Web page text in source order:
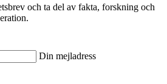
och ta del av fakta, forskning och
Din mejladress